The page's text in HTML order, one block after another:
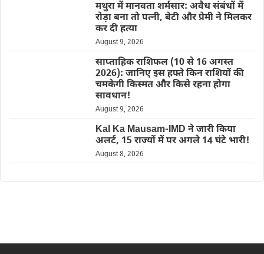
मथुरा में मानवता शर्मसार: अवैध संबंधों में
रोड़ा बना तो पत्नी, बेटी और प्रेमी ने मिलकर
कर दी हत्या
August 9, 2026
साप्ताहिक राशिफल (10 से 16 अगस्त
2026): जानिए इस हफ्ते किन राशियों की
चमकेगी किस्मत और किसे रहना होगा
सावधान!
August 9, 2026
Kal Ka Mausam-IMD ने जारी किया
अलर्ट, 15 राज्यों में पर अगले 14 घंटे भारी!
August 8, 2026